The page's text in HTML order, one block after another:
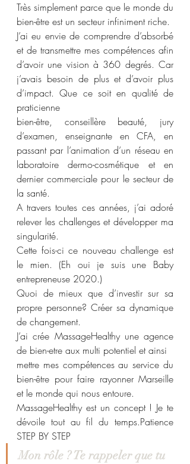
Très simplement parce que le monde du
bien-être est un secteur infiniment riche.
J’ai eu envie de comprendre d’absorbé
et de transmettre mes compétences afin
d’avoir une vision à 360 degrés. Car
j’avais besoin de plus et d’avoir plus
d’impact. Que ce soit en qualité de
praticienne
bien-être, conseillère beauté, jury
d’examen, enseignante en CFA, en
passant par l’animation d’un réseau en
laboratoire dermo-cosmétique et en
dernier commerciale pour le secteur de
la santé.
A travers toutes ces années, j’ai adoré
relever les challenges et développer ma
singularité.
Cette fois-ci ce nouveau challenge est
le mien. (Eh oui je suis une Baby
entrepreneuse 2020.)
Quoi de mieux que d’investir sur sa
propre personne? Créer sa dynamique
de changement.
J’ai crée MassageHealthy une agence
de bien-etre aux multi potentiel et ainsi
mettre mes compétences au service du
bien-être pour faire rayonner Marseille
et le monde qui nous entoure.
MassageHealthy est un concept ! Je te
dévoile tout au fil du temps.Patience
STEP BY STEP
Mon rôle ? Te rappeler que tu